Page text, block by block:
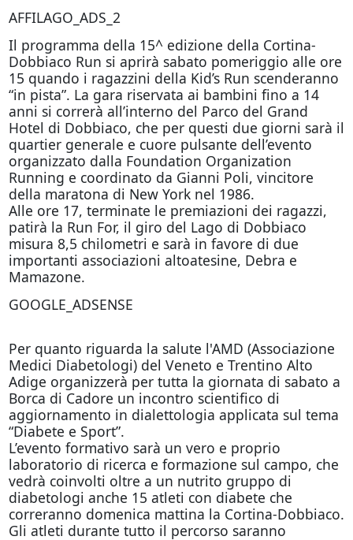
AFFILAGO_ADS_2
Il programma della 15^ edizione della Cortina-
Dobbiaco Run si aprirà sabato pomeriggio alle ore
15 quando i ragazzini della Kid’s Run scenderanno
“in pista”. La gara riservata ai bambini fino a 14
anni si correrà all’interno del Parco del Grand
Hotel di Dobbiaco, che per questi due giorni sarà il
quartier generale e cuore pulsante dell’evento
organizzato dalla Foundation Organization
Running e coordinato da Gianni Poli, vincitore
della maratona di New York nel 1986.
Alle ore 17, terminate le premiazioni dei ragazzi,
patirà la Run For, il giro del Lago di Dobbiaco
misura 8,5 chilometri e sarà in favore di due
importanti associazioni altoatesine, Debra e
Mamazone.
GOOGLE_ADSENSE
Per quanto riguarda la salute l'AMD (Associazione
Medici Diabetologi) del Veneto e Trentino Alto
Adige organizzerà per tutta la giornata di sabato a
Borca di Cadore un incontro scientifico di
aggiornamento in dialettologia applicata sul tema
“Diabete e Sport”.
L’evento formativo sarà un vero e proprio
laboratorio di ricerca e formazione sul campo, che
vedrà coinvolti oltre a un nutrito gruppo di
diabetologi anche 15 atleti con diabete che
correranno domenica mattina la Cortina-Dobbiaco.
Gli atleti durante tutto il percorso saranno